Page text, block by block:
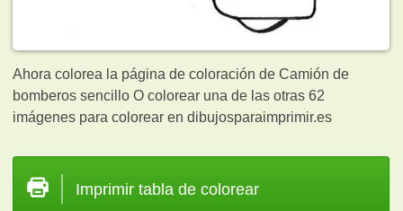
Ahora colorea la página de coloración de Camión de
bomberos sencillo O colorear una de las otras 62
imágenes para colorear en dibujosparaimprimir.es
Imprimir tabla de colorear